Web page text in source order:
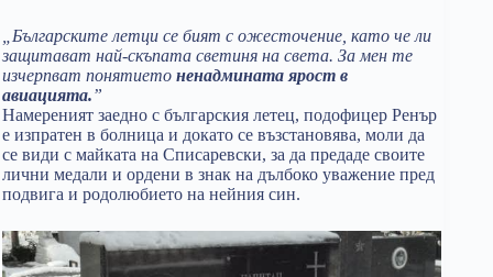
„Българските летци се бият с ожесточение, като че ли
защитават най-скъпата светиня на света. За мен те
изчерпват понятието ненадмината ярост в
авиацията.”
Намереният заедно с българския летец, подофицер Ренър
е изпратен в болница и докато се възстановява, моли да
се види с майката на Списаревски, за да предаде своите
лични медали и ордени в знак на дълбоко уважение пред
подвига и родолюбието на нейния син.